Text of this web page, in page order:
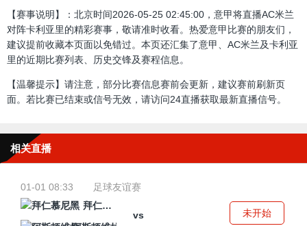
【赛事说明】：北京时间2026-05-25 02:45:00，意甲将直播AC米兰
对阵卡利亚里的精彩赛事，敬请准时收看。热爱意甲比赛的朋友们，
建议提前收藏本页面以免错过。本页还汇集了意甲、AC米兰及卡利亚
里的近期比赛列表、历史交锋及赛程信息。
【温馨提示】请注意，部分比赛信息赛前会更新，建议赛前刷新页
面。若比赛已结束或信号无效，请访问24直播获取最新直播信号。
相关直播
01-01 08:33
足球友谊赛
拜仁慕尼黑
vs
未开始